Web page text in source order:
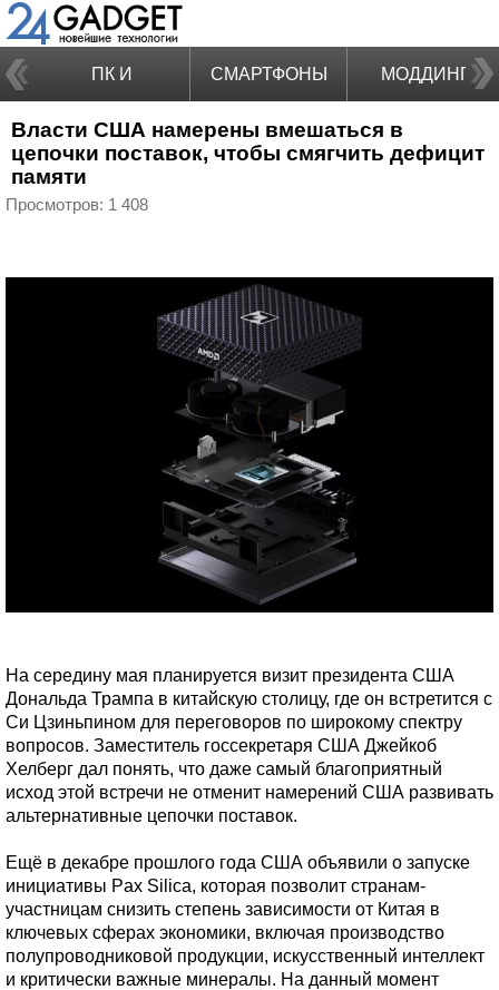
ПК И
НОУТБУКИ
СМАРТФОНЫ МОДДИНГ
Власти США намерены вмешаться в
цепочки поставок, чтобы смягчить дефицит
памяти
Просмотров: 1 408
На середину мая планируется визит президента США
Дональда Трампа в китайскую столицу, где он встретится с
Си Цзиньпином для переговоров по широкому спектру
вопросов. Заместитель госсекретаря США Джейкоб
Хелберг дал понять, что даже самый благоприятный
исход этой встречи не отменит намерений США развивать
альтернативные цепочки поставок.
Ещё в декабре прошлого года США объявили о запуске
инициативы Pax Silica, которая позволит странам-
участницам снизить степень зависимости от Китая в
ключевых сферах экономики, включая производство
полупроводниковой продукции, искусственный интеллект
и критически важные минералы. На данный момент